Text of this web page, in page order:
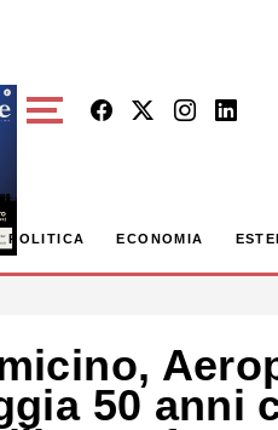
POLITICA ECONOMIA
50 anni